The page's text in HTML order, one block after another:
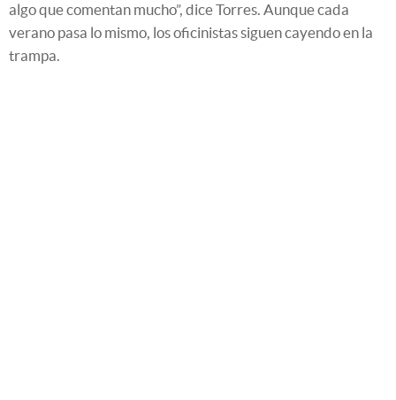
algo que comentan mucho”, dice Torres. Aunque cada
verano pasa lo mismo, los oficinistas siguen cayendo en la
trampa.